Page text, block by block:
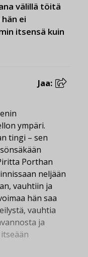
välillä töitä
ei
itsensä kuin
Jaa:
ympäri.
tingi – sen
Porthan
neljään
vauhtiin ja
hän saa
vauhtia
ja